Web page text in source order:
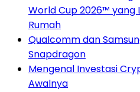
World Cup 2026™ yang
Rumah
Qualcomm dan
Snapdragon
Mengenal Investasi
Awalnya